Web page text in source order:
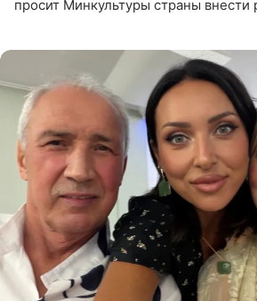
просит Минкультуры страны внести